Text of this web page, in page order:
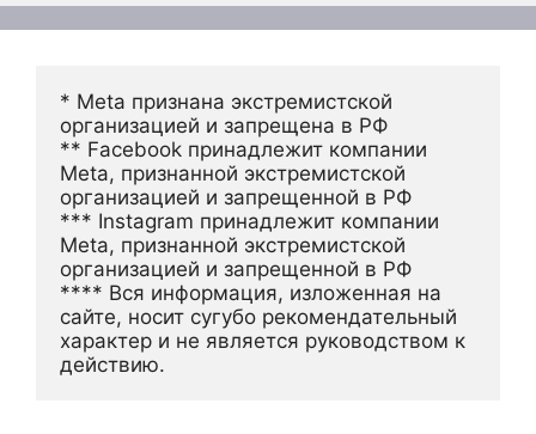
* Meta признана экстремистской
организацией и запрещена в РФ
** Facebook принадлежит компании
Meta, признанной экстремистской
организацией и запрещенной в РФ
*** Instagram принадлежит компании
Meta, признанной экстремистской
организацией и запрещенной в РФ
**** Вся информация, изложенная на
сайте, носит сугубо рекомендательный
характер и не является руководством к
действию.